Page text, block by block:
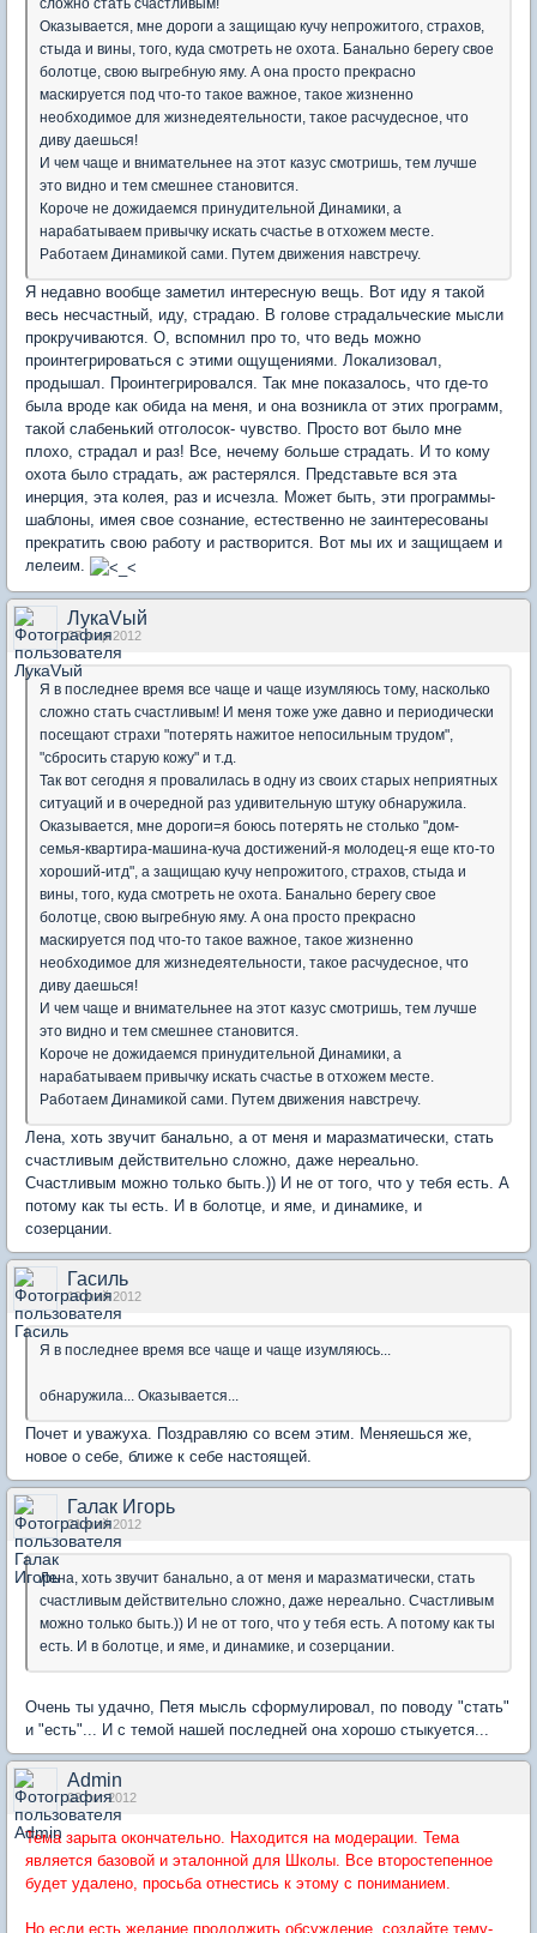
сложно стать счастливым!
Оказывается, мне дороги а защищаю кучу непрожитого, страхов,
стыда и вины, того, куда смотреть не охота. Банально берегу свое
болотце, свою выгребную яму. А она просто прекрасно
маскируется под что-то такое важное, такое жизненно
необходимое для жизнедеятельности, такое расчудесное, что
диву даешься!
И чем чаще и внимательнее на этот казус смотришь, тем лучше
это видно и тем смешнее становится.
Короче не дожидаемся принудительной Динамики, а
нарабатываем привычку искать счастье в отхожем месте.
Работаем Динамикой сами. Путем движения навстречу.
Я недавно вообще заметил интересную вещь. Вот иду я такой
весь несчастный, иду, страдаю. В голове страдальческие мысли
прокручиваются. О, вспомнил про то, что ведь можно
проинтегрироваться с этими ощущениями. Локализовал,
продышал. Проинтегрировался. Так мне показалось, что где-то
была вроде как обида на меня, и она возникла от этих программ,
такой слабенький отголосок- чувство. Просто вот было мне
плохо, страдал и раз! Все, нечему больше страдать. И то кому
охота было страдать, аж растерялся. Представьте вся эта
инерция, эта колея, раз и исчезла. Может быть, эти программы-
шаблоны, имея свое сознание, естественно не заинтересованы
прекратить свою работу и растворится. Вот мы их и защищаем и
лелеим.
ЛукаVый
27 мар 2012
Я в последнее время все чаще и чаще изумляюсь тому, насколько
сложно стать счастливым! И меня тоже уже давно и периодически
посещают страхи "потерять нажитое непосильным трудом",
"сбросить старую кожу" и т.д.
Так вот сегодня я провалилась в одну из своих старых неприятных
ситуаций и в очередной раз удивительную штуку обнаружила.
Оказывается, мне дороги=я боюсь потерять не столько "дом-
семья-квартира-машина-куча достижений-я молодец-я еще кто-то
хороший-итд", а защищаю кучу непрожитого, страхов, стыда и
вины, того, куда смотреть не охота. Банально берегу свое
болотце, свою выгребную яму. А она просто прекрасно
маскируется под что-то такое важное, такое жизненно
необходимое для жизнедеятельности, такое расчудесное, что
диву даешься!
И чем чаще и внимательнее на этот казус смотришь, тем лучше
это видно и тем смешнее становится.
Короче не дожидаемся принудительной Динамики, а
нарабатываем привычку искать счастье в отхожем месте.
Работаем Динамикой сами. Путем движения навстречу.
Лена, хоть звучит банально, а от меня и маразматически, стать
счастливым действительно сложно, даже нереально.
Счастливым можно только быть.)) И не от того, что у тебя есть. А
потому как ты есть. И в болотце, и яме, и динамике, и
созерцании.
Гасиль
19 май 2012
Я в последнее время все чаще и чаще изумляюсь...
обнаружила... Оказывается...
Почет и уважуха. Поздравляю со всем этим. Меняешься же,
новое о себе, ближе к себе настоящей.
Галак Игорь
21 май 2012
Лена, хоть звучит банально, а от меня и маразматически, стать
счастливым действительно сложно, даже нереально. Счастливым
можно только быть.)) И не от того, что у тебя есть. А потому как ты
есть. И в болотце, и яме, и динамике, и созерцании.
Очень ты удачно, Петя мысль сформулировал, по поводу "стать"
и "есть"... И с темой нашей последней она хорошо стыкуется...
Admin
02 окт 2012
Тема зарыта окончательно. Находится на модерации. Тема
является базовой и эталонной для Школы. Все второстепенное
будет удалено, просьба отнестись к этому с пониманием.
Но если есть желание продолжить обсуждение, создайте тему-